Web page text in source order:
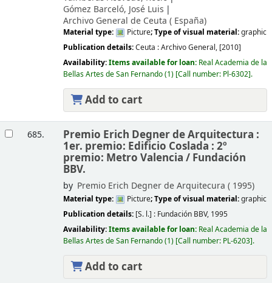
Gómez Barceló, José Luis
Archivo General de Ceuta (España)
Material type: Picture; Type of visual material:graphic
Publication details:Ceuta :Archivo General, [2010]
Availability:Items available for loan: Real Academia de la
Bellas Artes de San Fernando(1) Call number: Pl-6302 .
Add to cart
685. Premio Erich Degner de Arquitectura :
1er. premio: Edificio Coslada : 2º
premio: Metro Valencia / Fundación
BBV.
by Premio Erich Degner de Arquitecura (1995)
Material type: Picture; Type of visual material:graphic
Publication details: [S. l.] : Fundación BBV, 1995
Availability:Items available for loan: Real Academia de la
Bellas Artes de San Fernando(1) Call number: PL-6203 .
Add to cart